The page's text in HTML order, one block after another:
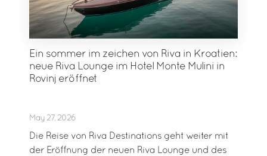
Ein sommer im zeichen von Riva in Kroatien:
neue Riva Lounge im Hotel Monte Mulini in
Rovinj eröffnet
May 27, 2026
Die Reise von Riva Destinations geht weiter mit
der Eröffnung der neuen Riva Lounge und des